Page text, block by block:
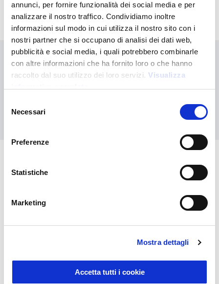
annunci, per fornire funzionalità dei social media e per
analizzare il nostro traffico. Condividiamo inoltre
informazioni sul modo in cui utilizza il nostro sito con i
nostri partner che si occupano di analisi dei dati web,
pubblicità e social media, i quali potrebbero combinarle
con altre informazioni che ha fornito loro o che hanno
raccolto dal suo utilizzo dei loro servizi. Visualizza
delNecessari
Preferenze
Statistiche
Marketing
Mostra dettagli
Accetta tutti i cookie
¿No has encontrado lo que buscabas?
Contáctanos para recibir asistencia o haz tu pedido
También puede interesarle